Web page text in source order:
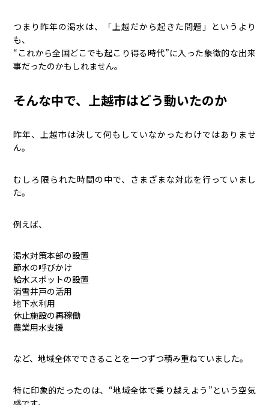
つまり昨年の渇水は、「上越だから起きた問題」というより
も、
“これから全国どこでも起こり得る時代”に入った象徴的な出来
事だったのかもしれません。
そんな中で、上越市はどう動いたのか
昨年、上越市は決して何もしていなかったわけではありませ
ん。
むしろ限られた時間の中で、さまざまな対応を行っていまし
た。
例えば、
渇水対策本部の設置
節水の呼びかけ
給水スポットの設置
消雪井戸の活用
地下水利用
休止施設の再稼働
農業用水支援
など、地域全体でできることを一つずつ積み重ねていました。
特に印象的だったのは、“地域全体で乗り越えよう”という空気